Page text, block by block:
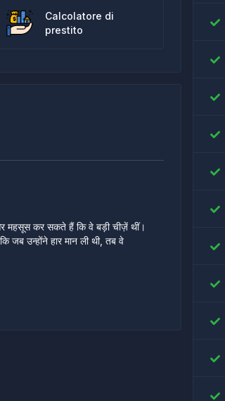
Calcolatore di
prestito
महसूस कर सकते हैं कि वे बड़ी चीज़ें थीं।
जब उन्होंने हार मान ली थी, तब वे